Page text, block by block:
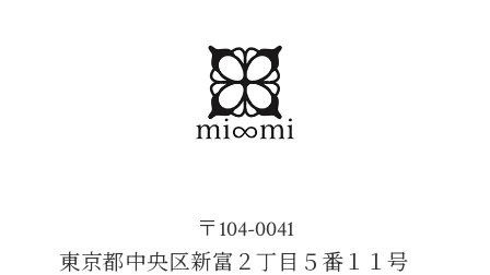
〒104-0041
東京都中央区新富２丁目５番１１号